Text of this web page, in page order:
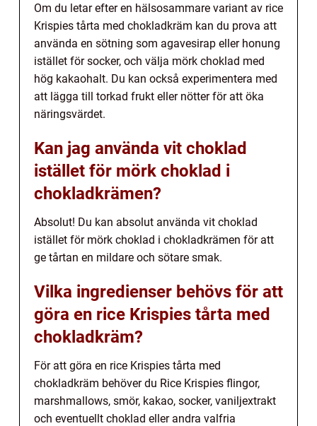
Om du letar efter en hälsosammare variant av rice
Krispies tårta med chokladkräm kan du prova att
använda en sötning som agavesirap eller honung
istället för socker, och välja mörk choklad med
hög kakaohalt. Du kan också experimentera med
att lägga till torkad frukt eller nötter för att öka
näringsvärdet.
Kan jag använda vit choklad
istället för mörk choklad i
chokladkrämen?
Absolut! Du kan absolut använda vit choklad
istället för mörk choklad i chokladkrämen för att
ge tårtan en mildare och sötare smak.
Vilka ingredienser behövs för att
göra en rice Krispies tårta med
chokladkräm?
För att göra en rice Krispies tårta med
chokladkräm behöver du Rice Krispies flingor,
marshmallows, smör, kakao, socker, vaniljextrakt
och eventuellt choklad eller andra valfria